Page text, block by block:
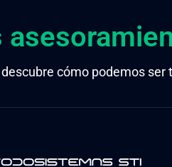
cómo podemos ser